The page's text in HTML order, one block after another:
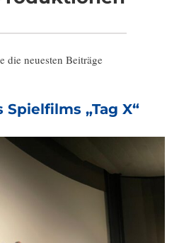
die neuesten Beiträge
„Tag X“